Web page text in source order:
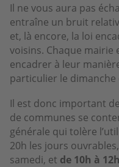
Il ne vous aura pas
entraîne un bruit
et, là encore, la loi
voisins. Chaque
encadrer à leur
particulier le dimanche
Il est donc important
de communes se
générale qui tolère
20h les jours
samedi, et de 10h à